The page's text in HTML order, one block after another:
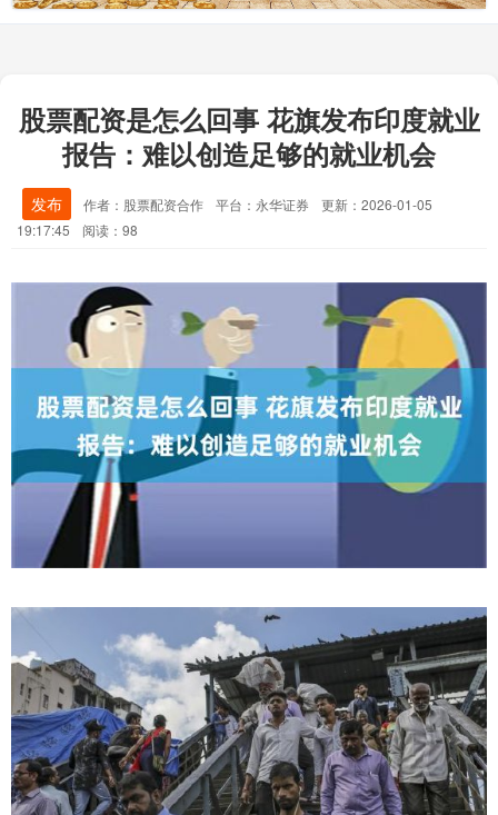
股票配资是怎么回事 花旗发布印度就业
报告：难以创造足够的就业机会
发布 作者：股票配资合作 平台：永华证券
更新：2026-01-05
19:17:45
阅读：98